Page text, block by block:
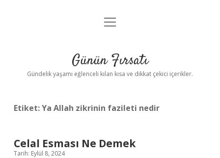
Anasayfa
Yasal Uyarı
menüyü
Günün Fırsatı
Gündelik yaşamı eğlenceli kılan kısa ve dikkat çekici içerikler.
Etiket:Ya Allah zikrinin fazileti nedir
Celal Esması Ne Demek
Tarih: Eylül 8, 2024